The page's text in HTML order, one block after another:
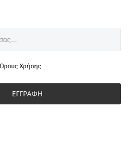
Όρους Χρήσης
ΕΓΓΡΑΦΗ